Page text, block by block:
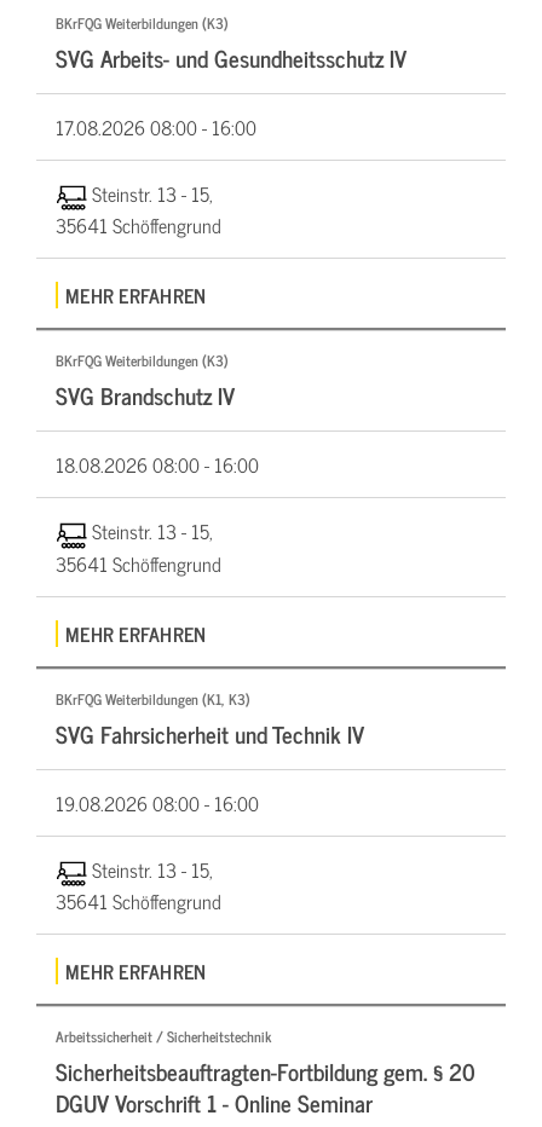
BKrFQG Weiterbildungen (K3)
SVG Arbeits- und Gesundheitsschutz IV
17.08.202608:00 - 16:00
Steinstr. 13 - 15,
35641 Schöffengrund
MEHR ERFAHREN
BKrFQG Weiterbildungen (K3)
SVG Brandschutz IV
18.08.202608:00 - 16:00
Steinstr. 13 - 15,
35641 Schöffengrund
MEHR ERFAHREN
BKrFQG Weiterbildungen (K1, K3)
SVG Fahrsicherheit und Technik IV
19.08.202608:00 - 16:00
Steinstr. 13 - 15,
35641 Schöffengrund
MEHR ERFAHREN
Arbeitssicherheit / Sicherheitstechnik
Sicherheitsbeauftragten-Fortbildung gem. § 20
DGUV Vorschrift 1 - Online Seminar